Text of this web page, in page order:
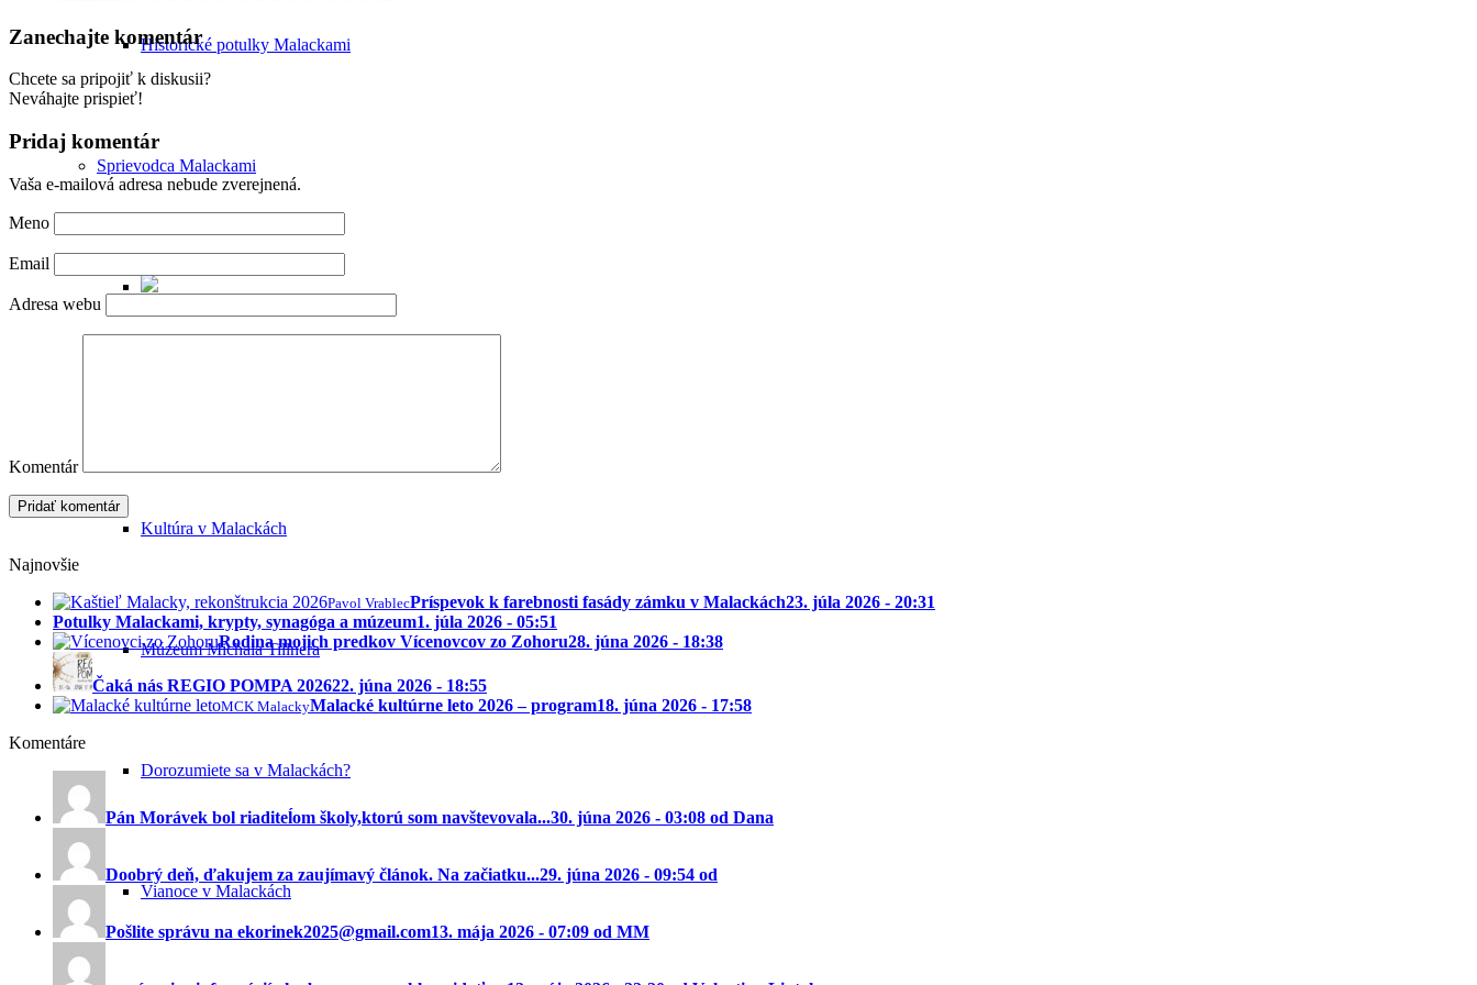
Historické potulky Malackami
Sprievodca Malackami
Kultúra v Malackách
Múzeum Michala Tillnera
Dorozumiete sa v Malackách?
Vianoce v Malackách
Zanechajte komentár
Chcete sa pripojiť k diskusii?
Neváhajte prispieť!
Pridaj komentár
Vaša e-mailová adresa nebude zverejnená.
Meno
Email
Adresa webu
Komentár
Najnovšie
Pavol VrablecPríspevok k farebnosti fasády zámku v Malackách23. júla 2026 - 20:31
Potulky Malackami, krypty, synagóga a múzeum1. júla 2026 - 05:51
Rodina mojich predkov Vícenovcov zo Zohoru28. júna 2026 - 18:38
Čaká nás REGIO POMPA 202622. júna 2026 - 18:55
MCK MalackyMalacké kultúrne leto 2026 – program18. júna 2026 - 17:58
Komentáre
Pán Morávek bol riaditeĺom školy,ktorú som navštevovala...30. júna 2026 - 03:08 od Dana
Doobrý deň, ďakujem za zaujímavý článok. Na začiatku...29. júna 2026 - 09:54 od
Pošlite správu na ekorinek2025@gmail.com13. mája 2026 - 07:09 od MM